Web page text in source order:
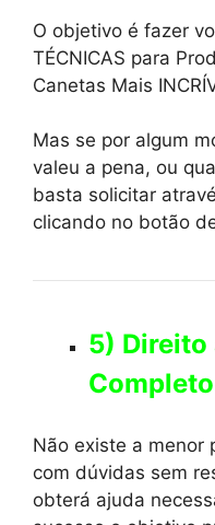
O objetivo é fazer
TÉCNICAS para
Canetas Mais
Mas se por algum
valeu a pena, ou
basta solicitar
clicando no botão
5) Direito
Não existe a menor
com dúvidas sem
obterá ajuda